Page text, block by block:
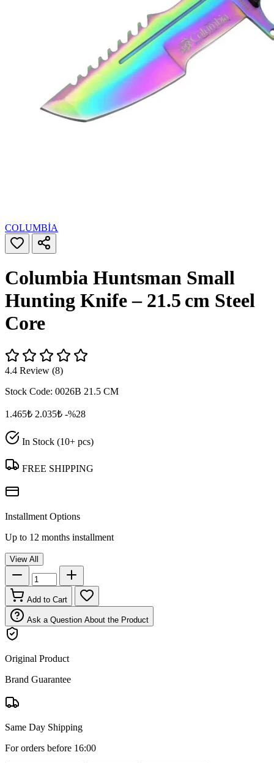
COLUMBİA
Columbia Huntsman Small
Hunting Knife – 21.5 cm Steel
Core
4.4 Review (8)
Stock Code: 0026B 21.5 CM
1.465₺ 2.035₺ -%28
In Stock (10+ pcs)
FREE SHIPPING
Installment Options
Up to 12 months installment
View All
Add to Cart
Ask a Question About the Product
Original Product
Brand Guarantee
Same Day Shipping
For orders before 16:00